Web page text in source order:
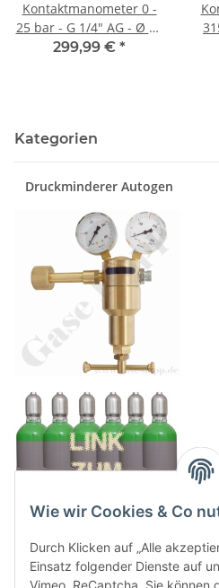
Kontaktmanometer 0 -
25 bar - G 1/4" AG - Ø 63
mm - Edelstahl - mit
299,99 € *
Kategorien
Druckminderer Autogen
Wie wir Cookies & Co
Durch Klicken auf „Alle
Einsatz folgender Dienste auf